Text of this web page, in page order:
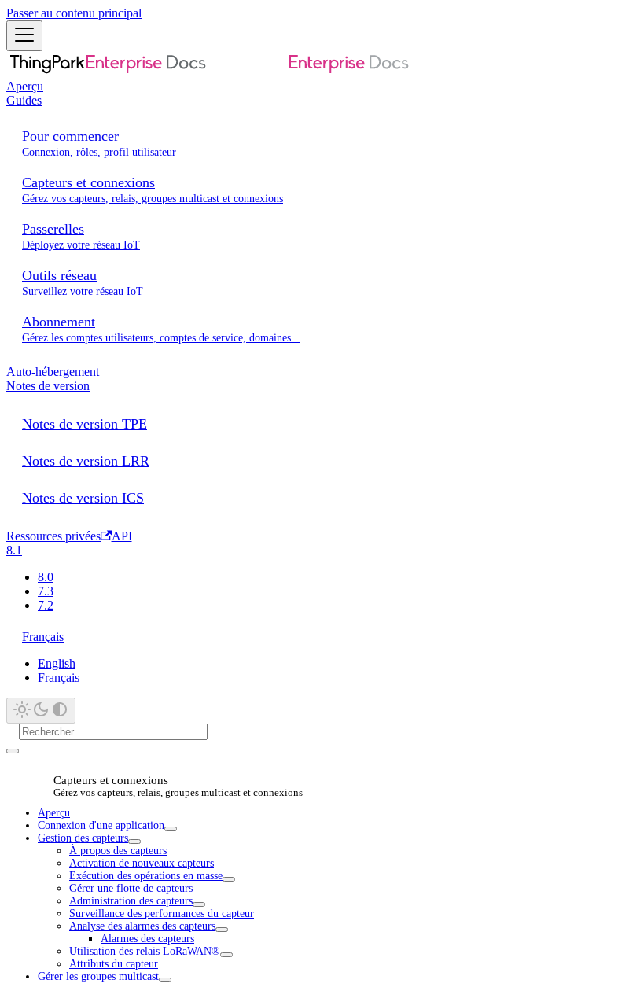
Passer au contenu principal
Aperçu
Guides
Pour commencer
Connexion, rôles, profil utilisateur
Capteurs et connexions
Gérez vos capteurs, relais, groupes multicast et connexions
Passerelles
Déployez votre réseau IoT
Outils réseau
Surveillez votre réseau IoT
Abonnement
Gérez les comptes utilisateurs, comptes de service, domaines...
Auto-hébergement
Notes de version
Notes de version TPE
Notes de version LRR
Notes de version ICS
Ressources privées
API
8.1
8.0
7.3
7.2
Français
English
Français
Capteurs et connexions
Gérez vos capteurs, relais, groupes multicast et connexions
Aperçu
Connexion d'une application
Gestion des capteurs
À propos des capteurs
Activation de nouveaux capteurs
Exécution des opérations en masse
Gérer une flotte de capteurs
Administration des capteurs
Surveillance des performances du capteur
Analyse des alarmes des capteurs
Alarmes des capteurs
Utilisation des relais LoRaWAN®
Attributs du capteur
Gérer les groupes multicast